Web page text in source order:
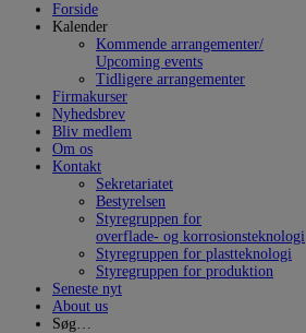
Forside
Kalender
Kommende arrangementer/
Upcoming events
Tidligere arrangementer
Firmakurser
Nyhedsbrev
Bliv medlem
Om os
Kontakt
Sekretariatet
Bestyrelsen
Styregruppen for
overflade- og korrosionsteknologi
Styregruppen for plastteknologi
Styregruppen for produktion
Seneste nyt
About us
Søg…